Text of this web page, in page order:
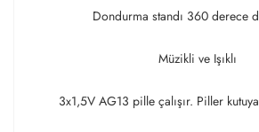
Dondurma standı 360 derece
Müzikli ve Işıklı
3x1,5V AG13 pille çalışır. Piller